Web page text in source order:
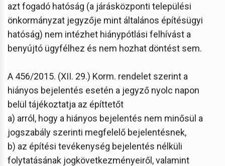
azt fogadó hatóság (a járásközponti települési
önkormányzat jegyzője mint általános építésügyi
hatóság) nem intézhet hiánypótlási felhívást a
benyújtó ügyfélhez és nem hozhat döntést sem.
A 456/2015. (XII. 29.) Korm. rendelet szerint a
hiányos bejelentés esetén a jegyző nyolc napon
belül tájékoztatja az építtetőt
a) arról, hogy a hiányos bejelentés nem minősül a
jogszabály szerinti megfelelő bejelentésnek,
b) az építési tevékenység bejelentés nélküli
folytatásának jogkövetkezményeiről, valamint